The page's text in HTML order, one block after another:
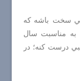
سخت باشه كه
به مناسبت سال
درست كنه؛ در